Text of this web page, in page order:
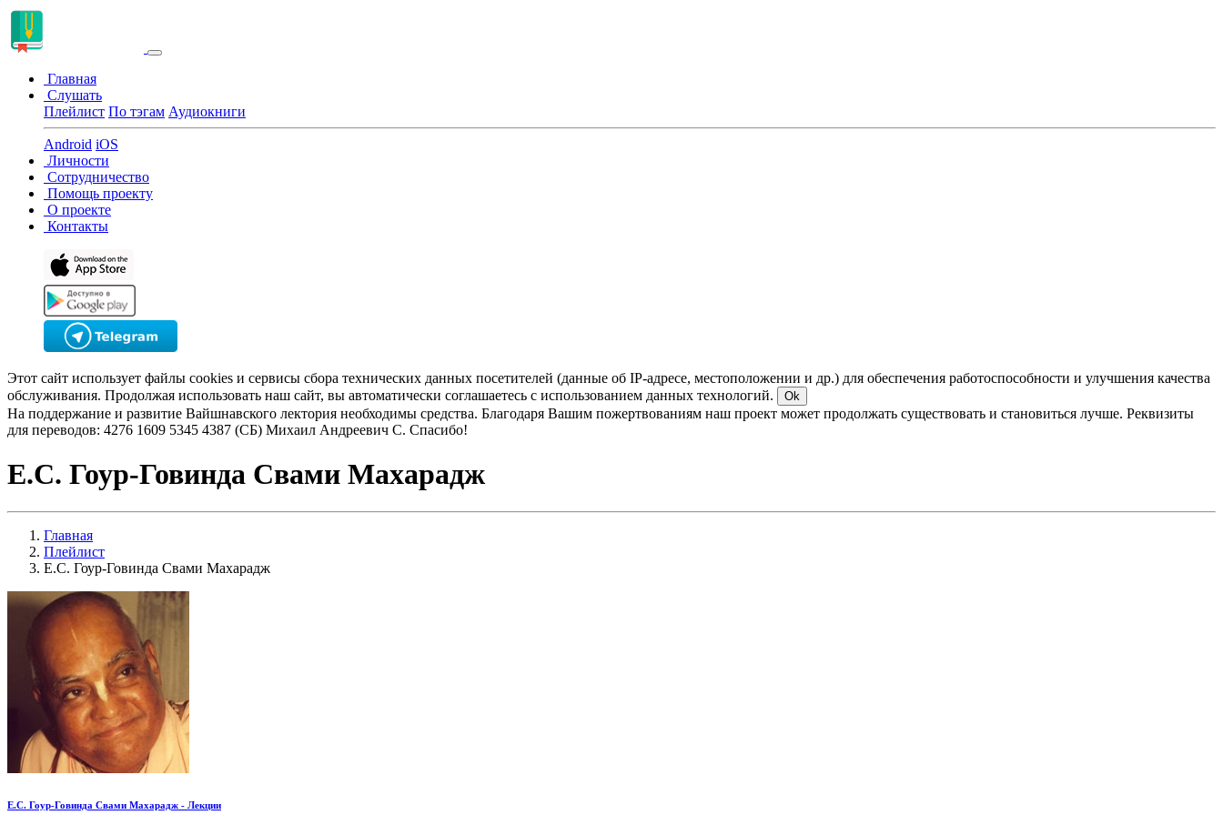
Главная
Слушать
Плейлист По тэгам Аудиокниги
Android iOS
Личности
Сотрудничество
Помощь проекту
О проекте
Контакты
Этот сайт использует файлы cookies и сервисы сбора технических данных посетителей (данные об IP-адресе, местоположении и др.) для обеспечения работоспособности и улучшения качества
обслуживания. Продолжая использовать наш сайт, вы автоматически соглашаетесь с использованием данных технологий.
Ok
На поддержание и развитие Вайшнавского лектория необходимы средства. Благодаря Вашим пожертвованиям наш проект может продолжать существовать и становиться лучше. Реквизиты
для переводов: 4276 1609 5345 4387 (СБ) Михаил Андреевич С. Спасибо!
Е.С. Гоур-Говинда Свами Махарадж
Главная
Плейлист
Е.С. Гоур-Говинда Свами Махарадж
Е.С. Гоур-Говинда Свами Махарадж - Лекции